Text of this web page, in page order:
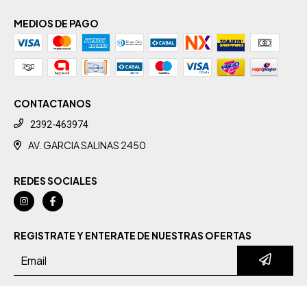
MEDIOS DE PAGO
CONTACTANOS
2392-463974
AV. GARCIA SALINAS 2450
REDES SOCIALES
REGISTRATE Y ENTERATE DE NUESTRAS OFERTAS